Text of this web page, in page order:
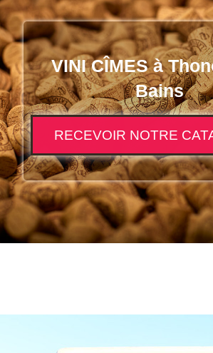
VINI CÎMES à
Bains
RECEVOIR NOTRE